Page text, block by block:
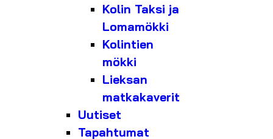
Kolin Taksi ja
Lomamökki
Kolintien
mökki
Lieksan
matkakaverit
Uutiset
Tapahtumat